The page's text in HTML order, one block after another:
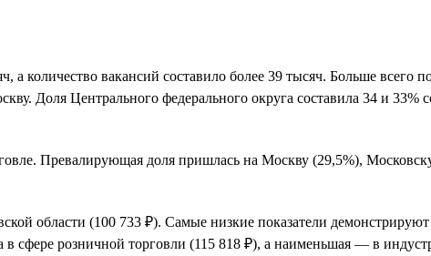
количество вакансий составило более 39 тысяч. Больше
Доля Центрального федерального округа составила 34 и 33%
Превалирующая доля пришлась на Москву (29,5%),
области (100 733 ₽). Самые низкие показатели
в сфере розничной торговли (115 818 ₽), а наименьшая — в